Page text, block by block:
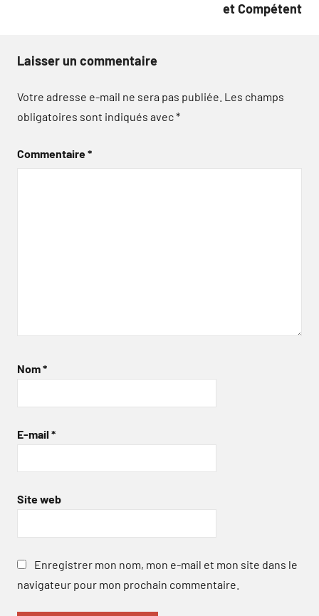
et Compétent
Laisser un commentaire
Votre adresse e-mail ne sera pas publiée. Les champs
obligatoires sont indiqués avec*
Commentaire*
Nom*
E-mail *
Site web
Enregistrer mon nom, mon e-mail et mon site dans le
navigateur pour mon prochain commentaire.